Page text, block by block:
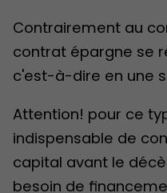
Contrairement au
contrat épargne se
c'est-à-dire en une
Attention! pour ce
indispensable de
capital avant le
besoin de